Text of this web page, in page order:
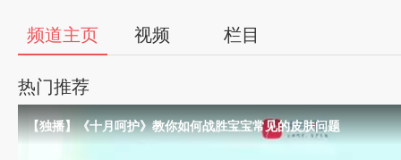
频道主页 视频 栏目
热门推荐
【独播】《十月呵护》教你如何战胜宝宝常见的皮肤问题